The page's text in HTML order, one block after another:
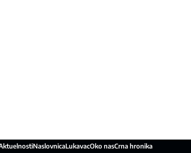
NaslovnicaLukavacOko nasCrna hronika